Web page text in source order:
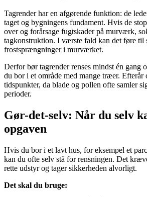
Tagrender har en afgørende funktion: de
taget og bygningens fundament. Hvis de
over og forårsage fugtskader på murværk,
tagkonstruktion. I værste fald kan det føre til
frostsprængninger i murværket.
Derfor bør tagrender renses mindst én gang
du bor i et område med mange træer. Efterår
tidspunkter, da blade og pollen ofte samler
perioder.
Gør-det-selv: Når du selv
opgaven
Hvis du bor i et lavt hus, for eksempel et
kan du ofte selv stå for rensningen. Det
rette udstyr og tager sikkerheden alvorligt.
Det skal du bruge: